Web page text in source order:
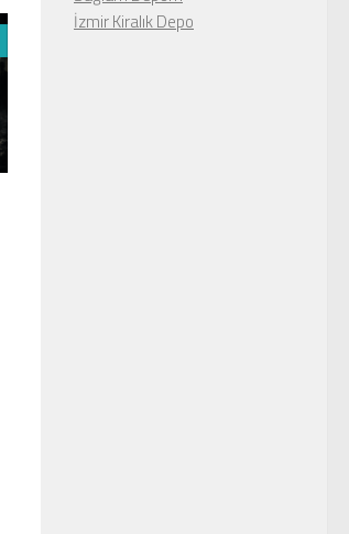
İzmir Kiralık Depo